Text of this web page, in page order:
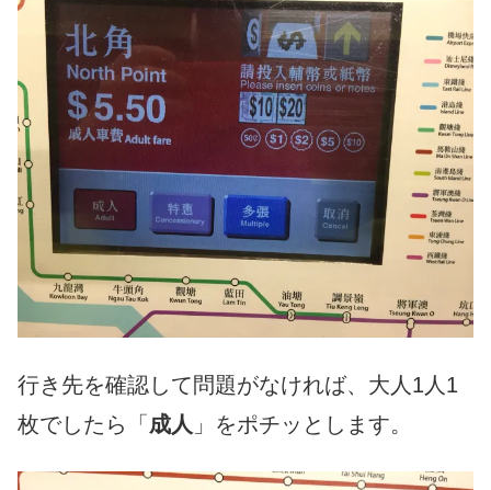
行き先を確認して問題がなければ、大人 1 人 1
枚でしたら「 成人 」をポチッとします。